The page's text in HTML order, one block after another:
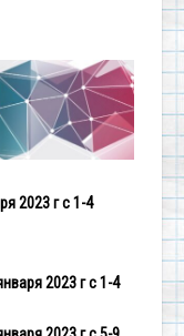
2023 г с 1-4
2023 г с 1-4